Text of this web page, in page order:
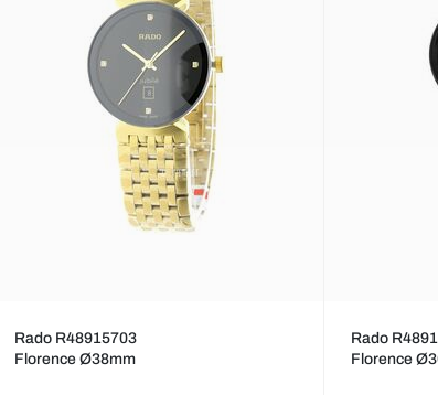
Rado R48915703
Florence Ø38mm
Rado
Florence